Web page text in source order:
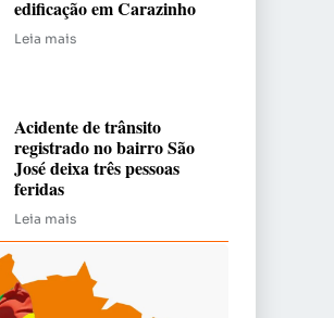
edificação em Carazinho
Leia mais
Acidente de trânsito
registrado no bairro São
José deixa três pessoas
feridas
Leia mais